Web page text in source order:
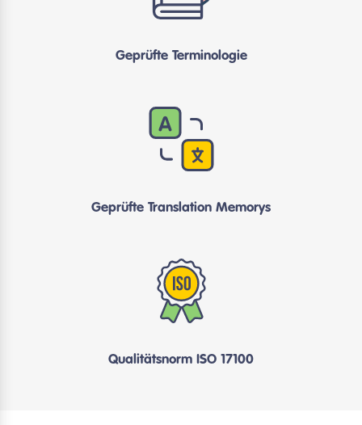
Geprüfte Terminologie
Geprüfte Translation Memorys
Qualitätsnorm ISO 17100